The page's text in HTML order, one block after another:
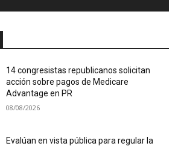
14 congresistas republicanos solicitan
acción sobre pagos de Medicare
Advantage en PR
08/08/2026
Evalúan en vista pública para regular la